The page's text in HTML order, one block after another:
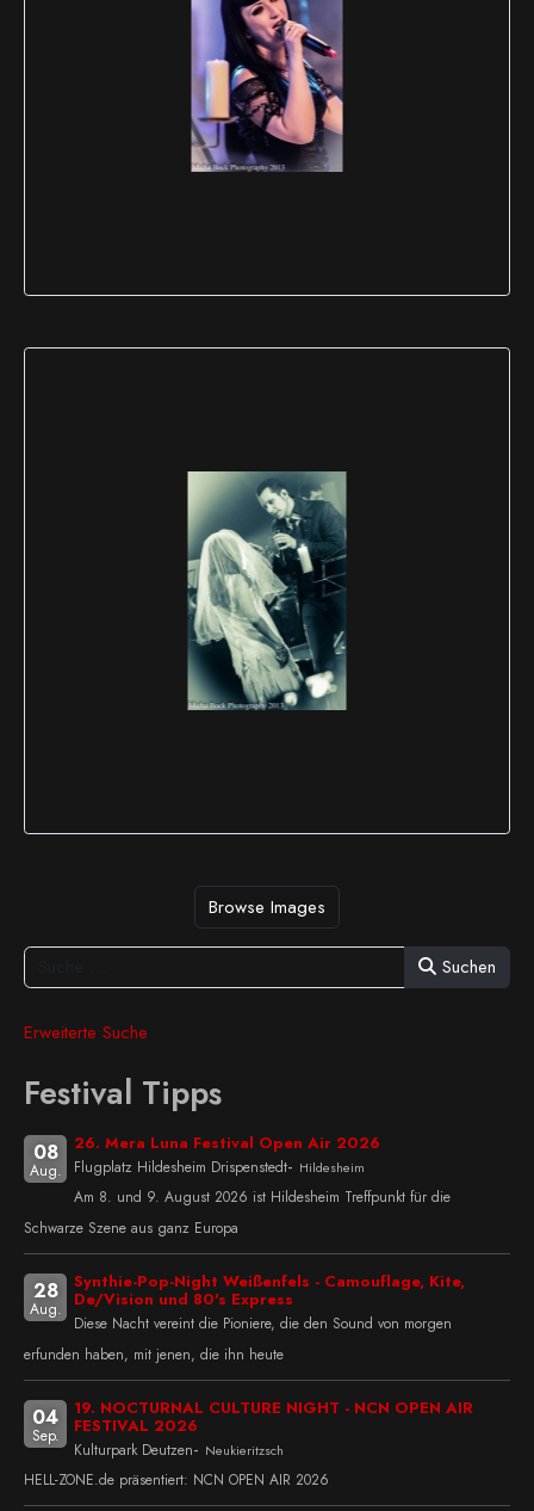
Browse Images
Suchen
Erweiterte Suche
Festival Tipps
08
Aug.
26. Mera Luna Festival Open Air 2026
Flugplatz Hildesheim Drispenstedt- Hildesheim
Am 8. und 9. August 2026 ist Hildesheim Treffpunkt für die
Schwarze Szene aus ganz Europa
28
Aug.
Synthie-Pop-Night Weißenfels - Camouflage, Kite,
De/Vision und 80's Express
Diese Nacht vereint die Pioniere, die den Sound von morgen
erfunden haben, mit jenen, die ihn heute
04
Sep.
19. NOCTURNAL CULTURE NIGHT - NCN OPEN AIR
FESTIVAL 2026
Kulturpark Deutzen- Neukieritzsch
HELL-ZONE.de präsentiert: NCN OPEN AIR 2026